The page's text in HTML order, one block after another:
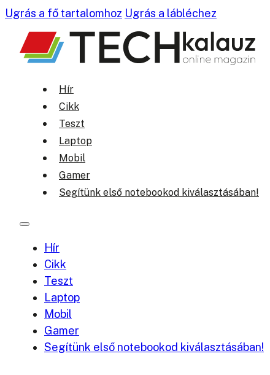
Ugrás a fő tartalomhoz Ugrás a lábléchez
Hír
Cikk
Teszt
Laptop
Mobil
Gamer
Segítünk első notebookod kiválasztásában!
Hír
Cikk
Teszt
Laptop
Mobil
Gamer
Segítünk első notebookod kiválasztásában!